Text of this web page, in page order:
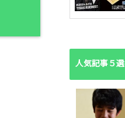
人気記事５選